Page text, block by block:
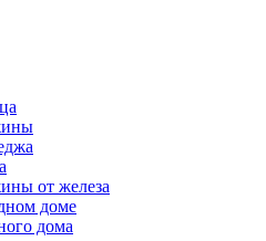
от железа
доме
дома